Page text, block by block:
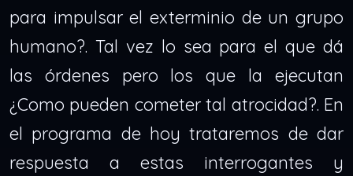
para impulsar el exterminio de un grupo
humano?. Tal vez lo sea para el que dá
las órdenes pero los que la ejecutan
¿Como pueden cometer tal atrocidad?. En
el programa de hoy trataremos de dar
respuesta a estas interrogantes y